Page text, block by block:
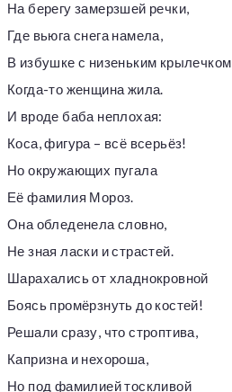
На берегу замерзшей речки,
Где вьюга снега намела,
В избушке с низеньким крылечком
Когда-то женщина жила.
И вроде баба неплохая:
Коса, фигура – всё всерьёз!
Но окружающих пугала
Её фамилия Мороз.
Она обледенела словно,
Не зная ласки и страстей.
Шарахались от хладнокровной
Боясь промёрзнуть до костей!
Решали сразу, что строптива,
Капризна и нехороша,
Но под фамилией тоскливой